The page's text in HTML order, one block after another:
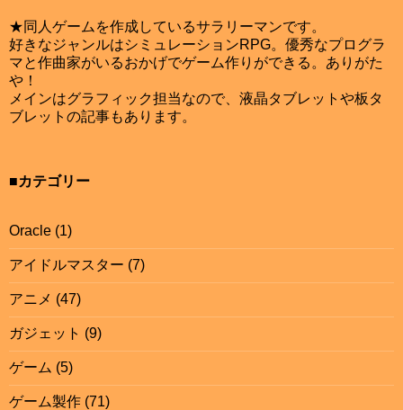
★同人ゲームを作成しているサラリーマンです。
好きなジャンルはシミュレーションRPG。優秀なプログラ
マと作曲家がいるおかげでゲーム作りができる。ありがた
や！
メインはグラフィック担当なので、液晶タブレットや板タ
ブレットの記事もあります。
■カテゴリー
Oracle (1)
アイドルマスター (7)
アニメ (47)
ガジェット (9)
ゲーム (5)
ゲーム製作 (71)